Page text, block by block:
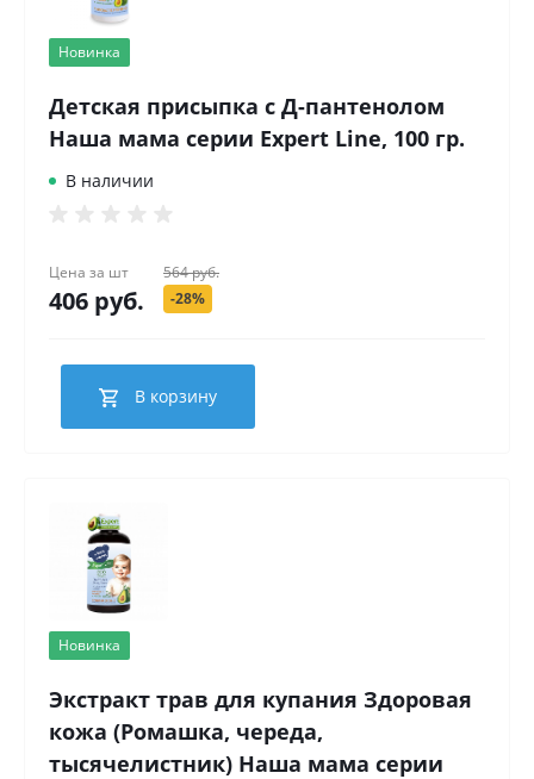
Новинка
Детская присыпка с Д-пантенолом
Наша мама серии Expert Line, 100 гр.
В наличии
Цена за шт
406 руб.
564 руб.
-28%
В корзину
Новинка
Экстракт трав для купания Здоровая
кожа (Ромашка, череда,
тысячелистник) Наша мама серии